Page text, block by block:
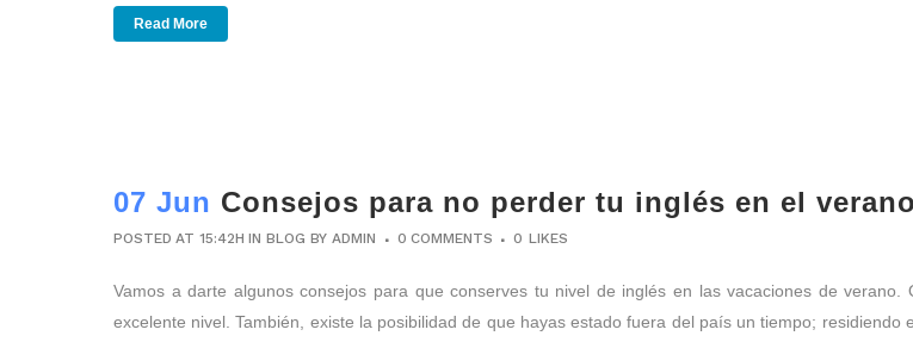
Read More
07 Jun Consejos para no perder tu inglés en el verano
POSTED AT 15:42H INBLOG BYADMIN 0 COMMENTS 0 LIKES
Vamos a darte algunos consejos para que conserves tu nivel de inglés en las vacaciones de
excelente nivel. También, existe la posibilidad de que hayas estado fuera del país un tiempo;